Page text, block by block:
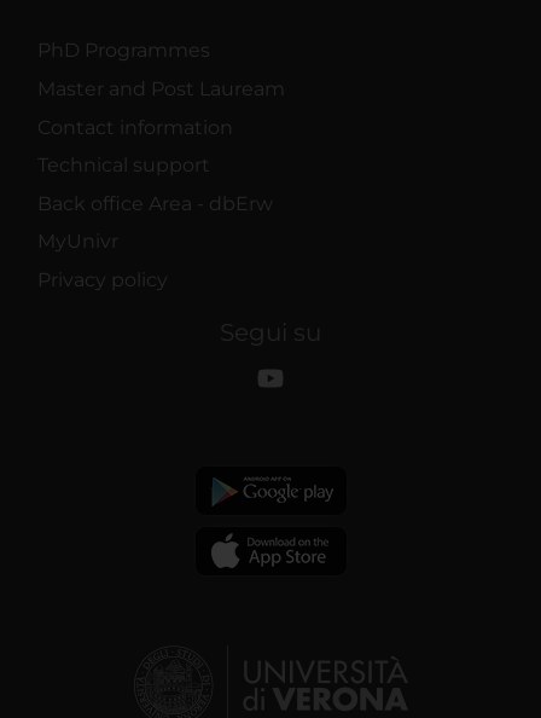
PhD Programmes
Master and Post Lauream
Contact information
Technical support
Back office Area - dbErw
MyUnivr
Privacy policy
Segui su